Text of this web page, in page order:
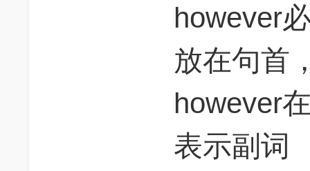
however
放在句首
however
表示副词